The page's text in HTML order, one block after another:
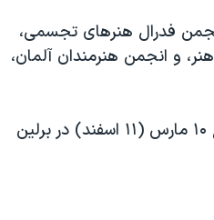
فدرال هنرهای تجسمی،
و انجمن هنرمندان آلمان،
مراسم اهدای جایزه در تاریخ ۱۰ مارس (۱۱ اسفند) در برلین